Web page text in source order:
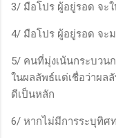
3/ มือโปร ผู้อยู่รอด จะ
4/ มือโปร ผู้อยู่รอด จะ
5/ คนที่มุ่งเน้นกระบวน
ในผลลัพธ์แต่เชื่อว่าผล
ดีเป็นหลัก
6/ หากไม่มีการระบุทิศ